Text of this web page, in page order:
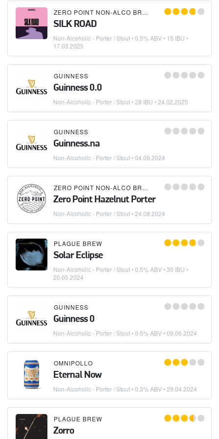
ZERO POINT NON-ALCO BREWING COMPANY
SILK ROAD
Non-Alcoholic - Porter / Stout• 0.5% ABV • 15 IBU •
17.03.2025
GUINNESS
Guinness 0.0
Non-Alcoholic - Porter / Stout• 28 IBU •24.02.2025
GUINNESS
Guinness.na
Non-Alcoholic - Porter / Stout•04.09.2024
ZERO POINT NON-ALCO BREWING COMPANY
Zero Point Hazelnut Porter
Non-Alcoholic - Porter / Stout•24.08.2024
PLAGUE BREW
Solar Eclipse
Non-Alcoholic - Porter / Stout• 0.5% ABV • 30 IBU •
20.05.2024
GUINNESS
Guinness 0
Non-Alcoholic - Porter / Stout• 0.5% ABV •09.06.2024
OMNIPOLLO
Eternal Now
Non-Alcoholic - Porter / Stout• 0.3% ABV •29.04.2024
PLAGUE BREW
Zorro